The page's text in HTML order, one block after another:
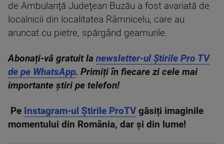
de Ambulanţă Judeţean Buzău a fost avariată de
localnicii din localitatea Râmnicelu, care au
aruncat cu pietre, spărgând geamurile.
Abonați-vă gratuit la newsletter-ul Știrile Pro TV
de pe WhatsApp. Primiți în fiecare zi cele mai
importante știri pe telefon!
Pe Instagram-ul Știrile ProTV găsiți imaginile
momentului din România, dar și din lume!